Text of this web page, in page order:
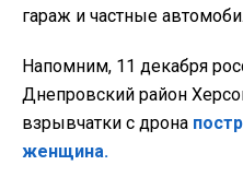
гараж и частные
Напомним, 11 декабря
Днепровский район
взрывчатки с дрона
женщина.